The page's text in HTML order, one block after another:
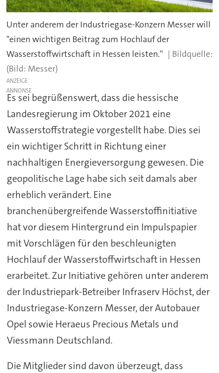
Unter anderem der Industriegase-Konzern Messer will
"einen wichtigen Beitrag zum Hochlauf der
Wasserstoffwirtschaft in Hessen leisten."
(Bild: Messer)
ANZEIGE
Es sei begrüßenswert, dass die hessische
Landesregierung im Oktober 2021 eine
Wasserstoffstrategie vorgestellt habe. Dies sei
ein wichtiger Schritt in Richtung einer
nachhaltigen Energieversorgung gewesen. Die
geopolitische Lage habe sich seit damals aber
erheblich verändert. Eine
branchenübergreifende Wasserstoffinitiative
hat vor diesem Hintergrund ein Impulspapier
mit Vorschlägen für den beschleunigten
Hochlauf der Wasserstoffwirtschaft in Hessen
erarbeitet. Zur Initiative gehören unter anderem
der Industriepark-Betreiber Infraserv Höchst, der
Industriegase-Konzern Messer, der Autobauer
Opel sowie Heraeus Precious Metals und
Viessmann Deutschland.
Die Mitglieder sind davon überzeugt, dass